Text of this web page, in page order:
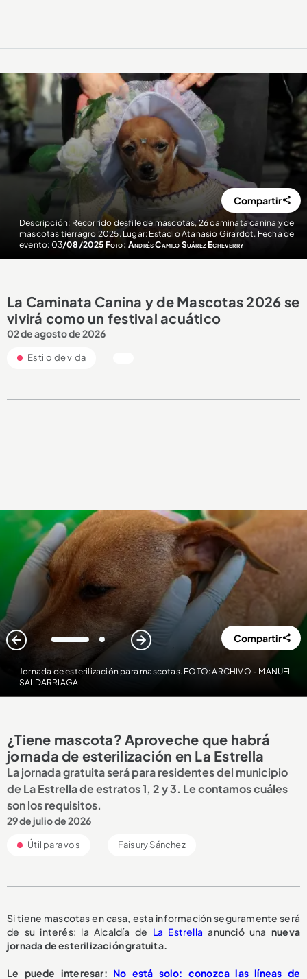
Descripción: Recorrido desfile de mascotas, 26 caminata canina y de
mascotas tierragro 2025. Lugar: Estadio Atanasio Girardot. Fecha de
evento: 03/08/2025 Foto: Andrés Camilo Suárez Echeverry
Compartir
La Caminata Canina y de Mascotas 2026 se
vivirá como un festival acuático
02 de agosto de 2026
Estilo de vida
Jornada de esterilización para mascotas. FOTO: ARCHIVO - MANUEL
SALDARRIAGA
1 2 Compartir
¿Tiene mascota? Aproveche que habrá
jornada de esterilización en La Estrella
La jornada gratuita será para residentes del municipio
de La Estrella de estratos 1, 2 y 3. Le contamos cuáles
son los requisitos.
29 de julio de 2026
Útil para vos Faisury Sánchez
Si tiene mascotas en casa, esta información seguramente será
de su interés: la Alcaldía de La Estrella anunció unanueva
jornada de esterilización gratuita.
Le puede interesar: No está solo: conozca las líneas de